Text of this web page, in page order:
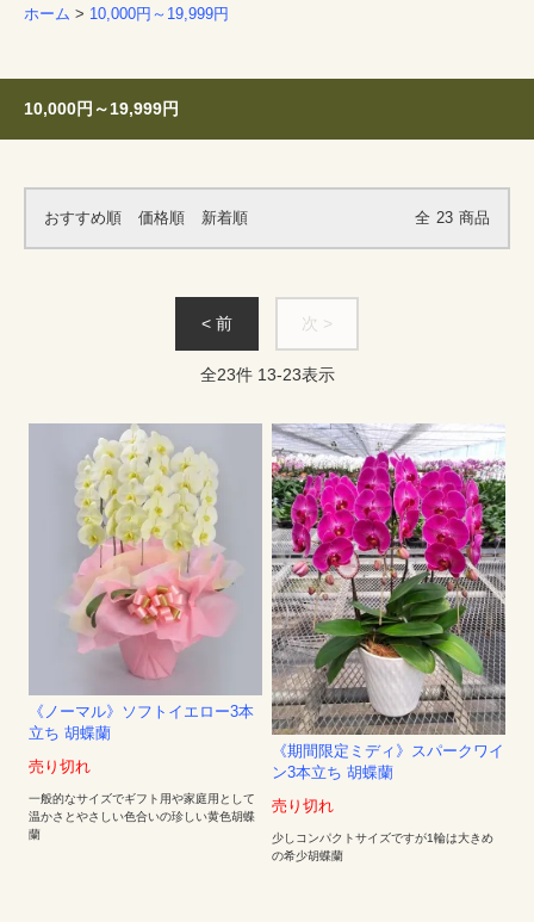
ホーム > 10,000円～19,999円
10,000円～19,999円
おすすめ順 価格順 新着順 全 23 商品
< 前 次 >
全23件 13-23表示
《ノーマル》ソフトイエロー3本
立ち 胡蝶蘭
売り切れ
一般的なサイズでギフト用や家庭用として
温かさとやさしい色合いの珍しい黄色胡蝶
蘭
《期間限定ミディ》スパークワイ
ン3本立ち 胡蝶蘭
売り切れ
少しコンパクトサイズですが1輪は大きめ
の希少胡蝶蘭